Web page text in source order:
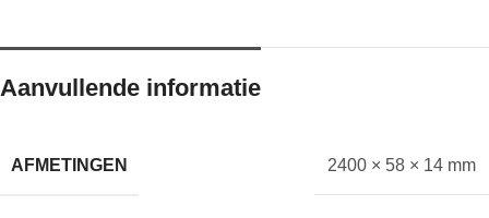
Aanvullende informatie
AFMETINGEN 2400 × 58 × 14 mm